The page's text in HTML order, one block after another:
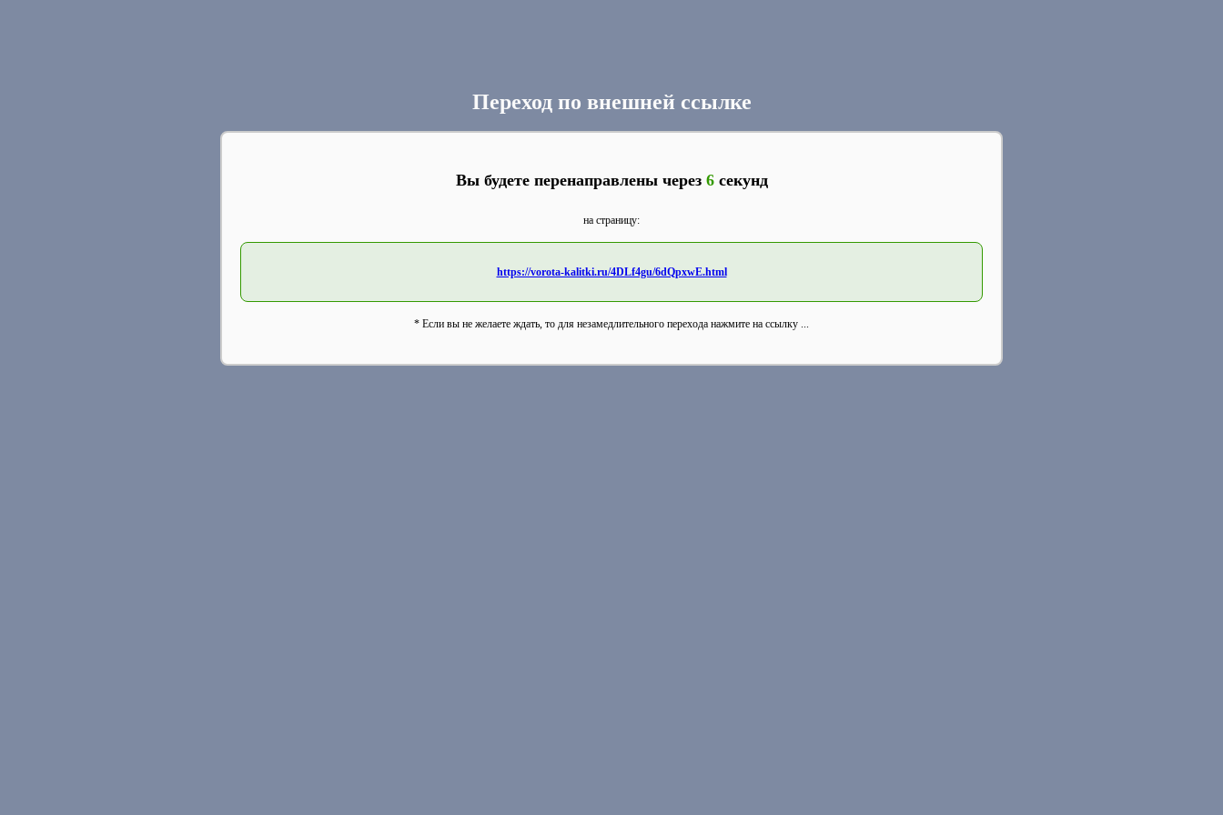
Переход по внешней ссылке
Вы будете перенаправлены через 6секунд
на страницу:
https://vorota-kalitki.ru/4DLf4gu/6dQpxwE.html
* Если вы не желаете ждать, то для незамедлительного перехода нажмите на ссылку ...